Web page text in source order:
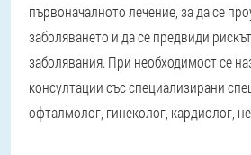
първоначалното лечение, за да се
заболяването и да се предвиди
заболявания. При необходимост се
консултации със специализирани
офталмолог, гинеколог, кардиолог,